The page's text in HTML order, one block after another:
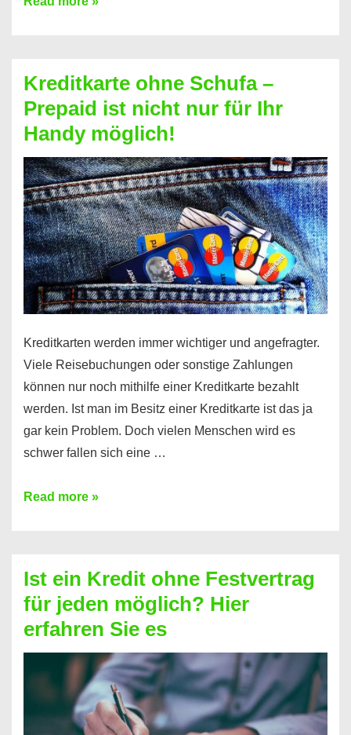
Neueröffnung
trotz
Schufaeintrag
möglich
Kreditkarte ohne Schufa –
Prepaid ist nicht nur für Ihr
Handy möglich!
Kreditkarten werden immer wichtiger und angefragter.
Viele Reisebuchungen oder sonstige Zahlungen
können nur noch mithilfe einer Kreditkarte bezahlt
werden. Ist man im Besitz einer Kreditkarte ist das ja
gar kein Problem. Doch vielen Menschen wird es
schwer fallen sich eine …
Kreditkarte
Prepaid
ist
nicht
nur
für
Handy
Read more »
Ist ein Kredit ohne Festvertrag
für jeden möglich? Hier
erfahren Sie es